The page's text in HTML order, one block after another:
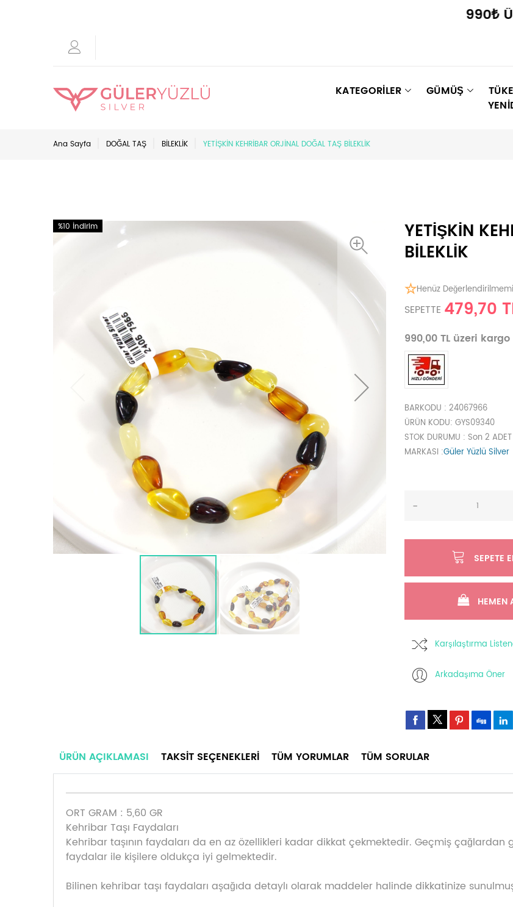
990₺
KATEGORİLER GÜMÜŞ
Ana Sayfa DOĞAL TAŞ BİLEKLİK YETİŞKİN KEHRİBAR ORJİNAL DOĞAL TAŞ BİLEKLİK
YETİŞKİN
BİLEKLİK
Henüz
SEPETTE 479,70
990,00 TL üzeri
BARKODU : 24067966
ÜRÜN KODU: GYS09340
STOK DURUMU : Son 2 ADET
MARKASI :Güler Yüzlü Silver
-
SEPETE
HEMEN
Karşılaştırma
Arkadaşıma Öner
%10 İndirim
ÜRÜN AÇIKLAMASI TAKSIT SEÇENEKLERI TÜM YORUMLAR TÜM SORULAR
ORT GRAM : 5,60 GR
Kehribar Taşı Faydaları
Kehribar taşının faydaları da en az özellikleri kadar dikkat çekmektedir. Geçmiş çağlardan
faydalar ile kişilere oldukça iyi gelmektedir.
Bilinen kehribar taşı faydaları aşağıda detaylı olarak maddeler halinde dikkatinize